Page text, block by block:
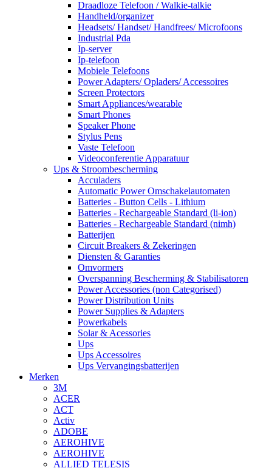
Draadloze Telefoon / Walkie-talkie
Handheld/organizer
Headsets/ Handset/ Handfrees/ Microfoons
Industrial Pda
Ip-server
Ip-telefoon
Mobiele Telefoons
Power Adapters/ Opladers/ Accessoires
Screen Protectors
Smart Appliances/wearable
Smart Phones
Speaker Phone
Stylus Pens
Vaste Telefoon
Videoconferentie Apparatuur
Ups & Stroombescherming
Acculaders
Automatic Power Omschakelautomaten
Batteries - Button Cells - Lithium
Batteries - Rechargeable Standard (li-ion)
Batteries - Rechargeable Standard (nimh)
Batterijen
Circuit Breakers & Zekeringen
Diensten & Garanties
Omvormers
Overspanning Bescherming & Stabilisatoren
Power Accessories (non Categorised)
Power Distribution Units
Power Supplies & Adapters
Powerkabels
Solar & Acessories
Ups
Ups Accessoires
Ups Vervangingsbatterijen
Merken
3M
ACER
ACT
Activ
ADOBE
AEROHIVE
AEROHIVE
ALLIED TELESIS